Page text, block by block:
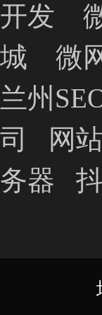
开发
城
微
兰州
司
网
务器